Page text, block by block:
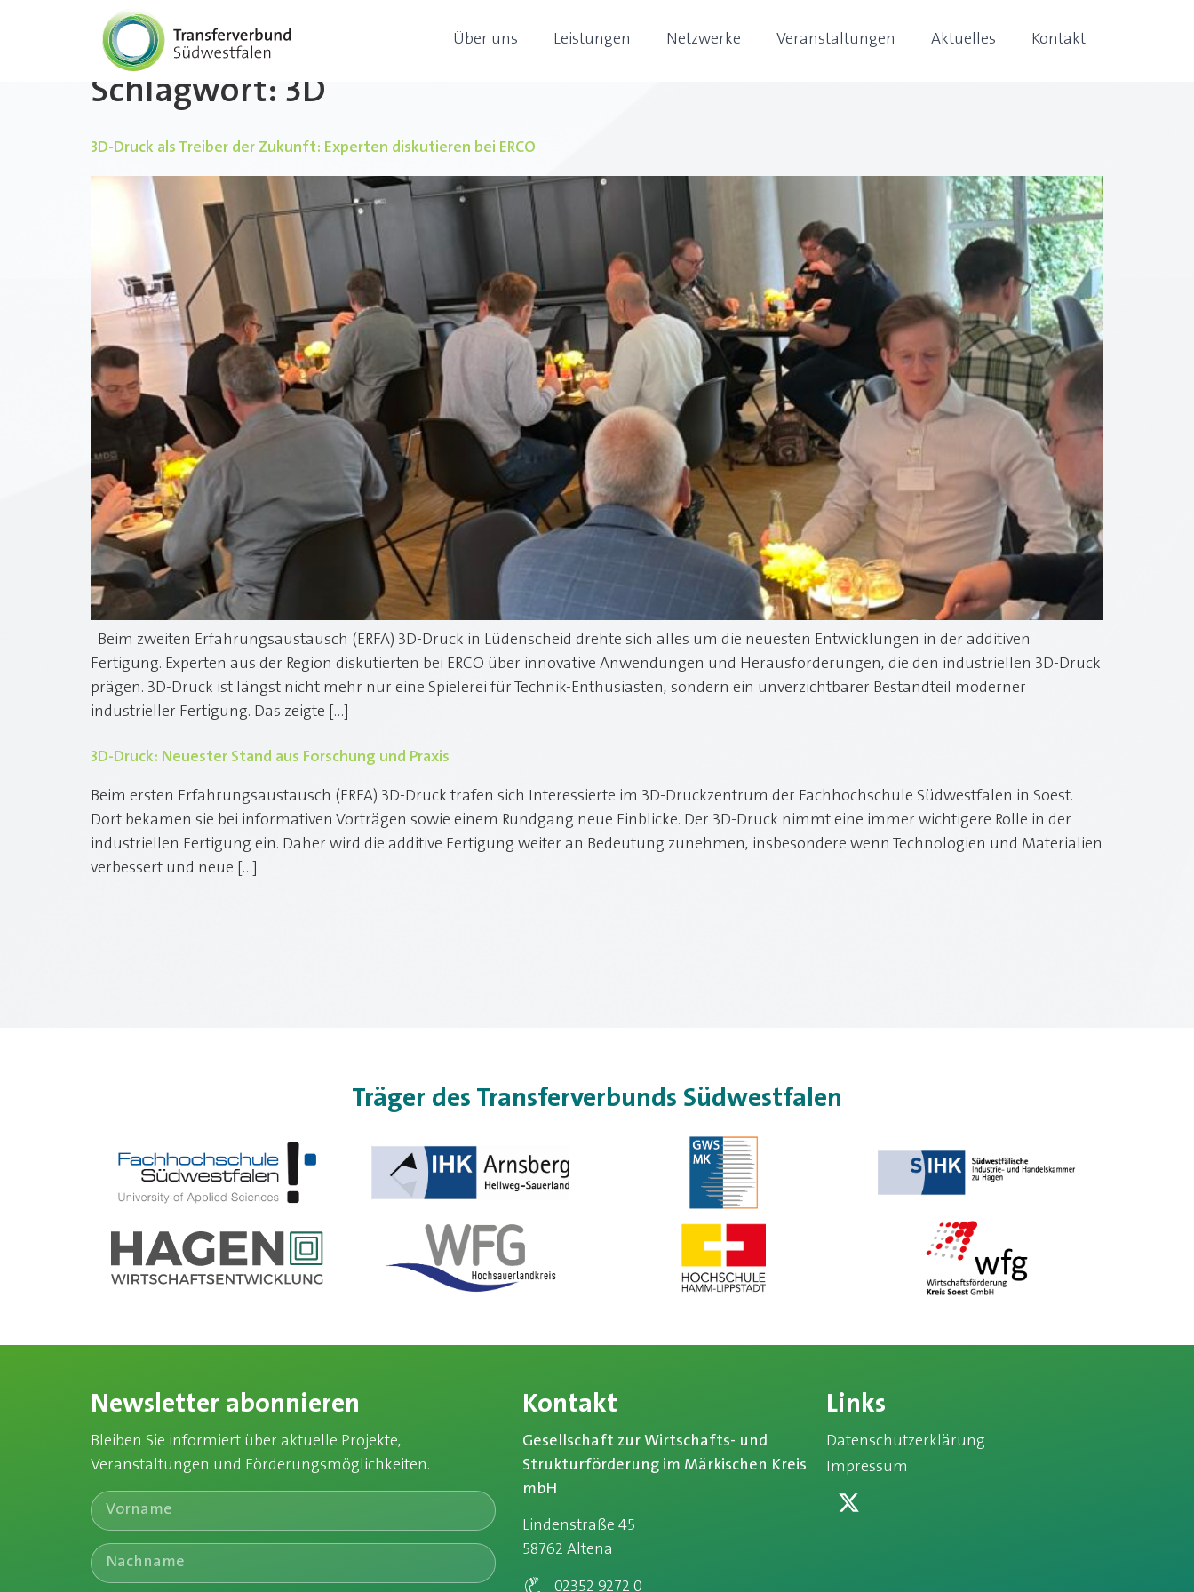
Über uns Leistungen Netzwerke Veranstaltungen Aktuelles Kontakt
Schlagwort: 3D
3D-Druck als Treiber der Zukunft: Experten diskutieren bei ERCO
Beim zweiten Erfahrungsaustausch (ERFA) 3D-Druck in Lüdenscheid drehte sich alles um die neuesten Entwicklungen in der additiven
Fertigung. Experten aus der Region diskutierten bei ERCO über innovative Anwendungen und Herausforderungen, die den industriellen 3D-Druck
prägen. 3D-Druck ist längst nicht mehr nur eine Spielerei für Technik-Enthusiasten, sondern ein unverzichtbarer Bestandteil moderner
industrieller Fertigung. Das zeigte […]
3D-Druck: Neuester Stand aus Forschung und Praxis
Beim ersten Erfahrungsaustausch (ERFA) 3D-Druck trafen sich Interessierte im 3D-Druckzentrum der Fachhochschule Südwestfalen in Soest.
Dort bekamen sie bei informativen Vorträgen sowie einem Rundgang neue Einblicke. Der 3D-Druck nimmt eine immer wichtigere Rolle in der
industriellen Fertigung ein. Daher wird die additive Fertigung weiter an Bedeutung zunehmen, insbesondere wenn Technologien und Materialien
verbessert und neue […]
Träger des Transferverbunds Südwestfalen
Newsletter abonnieren
Bleiben Sie informiert über aktuelle Projekte,
Veranstaltungen und Förderungsmöglichkeiten.​
Kontakt
Gesellschaft zur Wirtschafts- und
Strukturförderung im Märkischen Kreis
mbH
Lindenstraße 45
58762 Altena
02352 9272 0
Links
Datenschutzerklärung
Impressum